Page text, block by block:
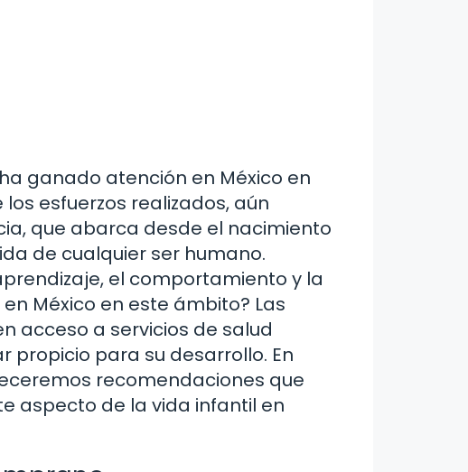
ganado atención en México en
esfuerzos realizados, aún
que abarca desde el nacimiento
de cualquier ser humano.
el comportamiento y la
México en este ámbito? Las
acceso a servicios de salud
propicio para su desarrollo. En
recomendaciones que
aspecto de la vida infantil en